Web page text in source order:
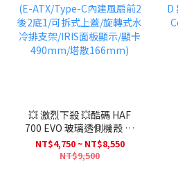
💥 激烈下殺 💥酷碼 HAF
700 EVO 玻璃透側機殼 白
色(E-ATX/Type-C內建風
扇前2後2底1/可拆式上蓋/
NT$4,750 ~ NT$8,550
NT$9,500